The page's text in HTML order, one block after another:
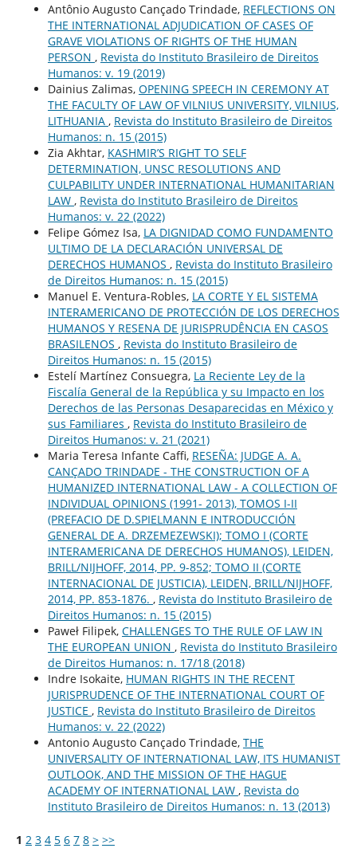
Antônio Augusto Cançado Trindade, REFLECTIONS ON
THE INTERNATIONAL ADJUDICATION OF CASES OF
GRAVE VIOLATIONS OF RIGHTS OF THE HUMAN
PERSON , Revista do Instituto Brasileiro de Direitos
Humanos: v. 19 (2019)
Dainius Zalimas, OPENING SPEECH IN CEREMONY AT
THE FACULTY OF LAW OF VILNIUS UNIVERSITY, VILNIUS,
LITHUANIA , Revista do Instituto Brasileiro de Direitos
Humanos: n. 15 (2015)
Zia Akhtar, KASHMIR’S RIGHT TO SELF
DETERMINATION, UNSC RESOLUTIONS AND
CULPABILITY UNDER INTERNATIONAL HUMANITARIAN
LAW , Revista do Instituto Brasileiro de Direitos
Humanos: v. 22 (2022)
Felipe Gómez Isa, LA DIGNIDAD COMO FUNDAMENTO
ULTIMO DE LA DECLARACIÓN UNIVERSAL DE
DERECHOS HUMANOS , Revista do Instituto Brasileiro
de Direitos Humanos: n. 15 (2015)
Manuel E. Ventura-Robles, LA CORTE Y EL SISTEMA
INTERAMERICANO DE PROTECCIÓN DE LOS DERECHOS
HUMANOS Y RESENA DE JURISPRUDÊNCIA EN CASOS
BRASILENOS , Revista do Instituto Brasileiro de
Direitos Humanos: n. 15 (2015)
Estelí Martínez Consuegra, La Reciente Ley de la
Fiscalía General de la República y su Impacto en los
Derechos de las Personas Desaparecidas en México y
sus Familiares , Revista do Instituto Brasileiro de
Direitos Humanos: v. 21 (2021)
Maria Teresa Infante Caffi, RESEÑA: JUDGE A. A.
CANÇADO TRINDADE - THE CONSTRUCTION OF A
HUMANIZED INTERNATIONAL LAW - A COLLECTION OF
INDIVIDUAL OPINIONS (1991- 2013), TOMOS I-II
(PREFACIO DE D.SPIELMANN E INTRODUCCIÓN
GENERAL DE A. DRZEMEZEWSKI); TOMO I (CORTE
INTERAMERICANA DE DERECHOS HUMANOS), LEIDEN,
BRILL/NIJHOFF, 2014, PP. 9-852; TOMO II (CORTE
INTERNACIONAL DE JUSTICIA), LEIDEN, BRILL/NIJHOFF,
2014, PP. 853-1876. , Revista do Instituto Brasileiro de
Direitos Humanos: n. 15 (2015)
Paweł Filipek, CHALLENGES TO THE RULE OF LAW IN
THE EUROPEAN UNION , Revista do Instituto Brasileiro
de Direitos Humanos: n. 17/18 (2018)
Indre Isokaite, HUMAN RIGHTS IN THE RECENT
JURISPRUDENCE OF THE INTERNATIONAL COURT OF
JUSTICE , Revista do Instituto Brasileiro de Direitos
Humanos: v. 22 (2022)
Antonio Augusto Cançado Trindade, THE
UNIVERSALITY OF INTERNATIONAL LAW, ITS HUMANIST
OUTLOOK, AND THE MISSION OF THE HAGUE
ACADEMY OF INTERNATIONAL LAW , Revista do
Instituto Brasileiro de Direitos Humanos: n. 13 (2013)
1 2 3 4 5 6 7 8 > >>